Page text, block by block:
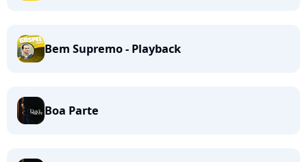
Bem Supremo - Playback
Boa Parte